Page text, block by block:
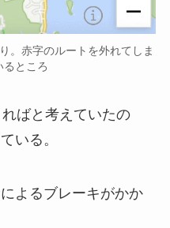
。赤字のルートを外れてしま
るところ
ばと考えていたの
いる。
よるブレーキがかか